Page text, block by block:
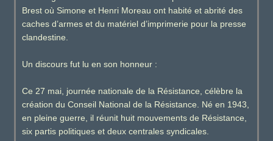
Brest où Simone et Henri Moreau ont habité et abrité des
caches d’armes et du matériel d’imprimerie pour la presse
clandestine.
Un discours fut lu en son honneur :
Ce 27 mai, journée nationale de la Résistance, célèbre la
création du Conseil National de la Résistance. Né en 1943,
en pleine guerre, il réunit huit mouvements de Résistance,
six partis politiques et deux centrales syndicales.